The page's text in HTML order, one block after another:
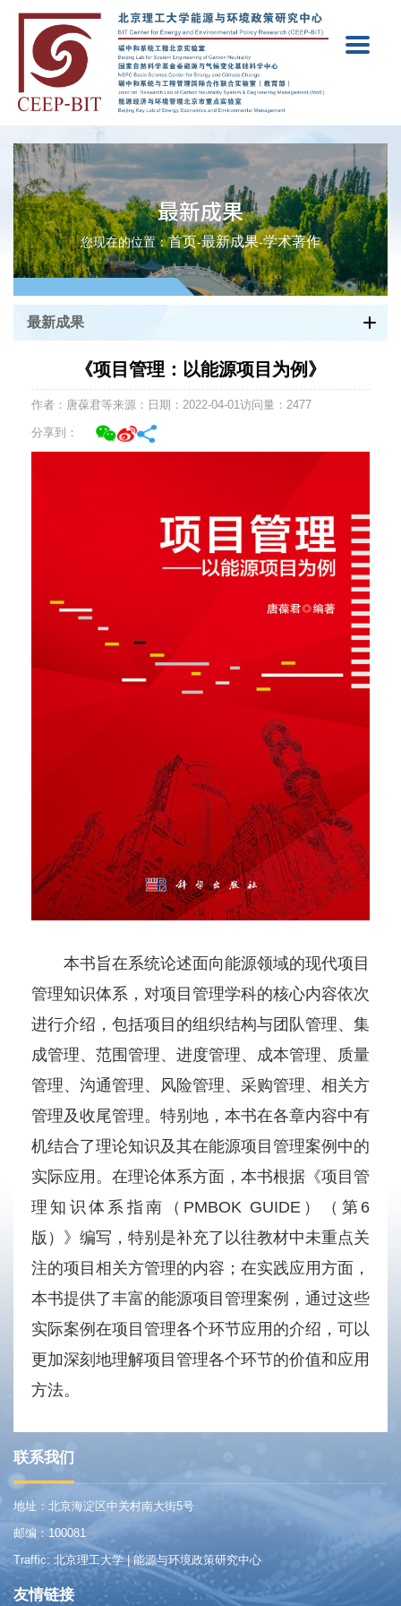
最新成果
您现在的位置：首页-最新成果-学术著作
最新成果
《项目管理：以能源项目为例》
作者：唐葆君等来源： 日期：2022-04-01访问量： 2477
分享到：
本书旨在系统论述面向能源领域的现代项目
管理知识体系，对项目管理学科的核心内容依次
进行介绍，包括项目的组织结构与团队管理、集
成管理、范围管理、进度管理、成本管理、质量
管理、沟通管理、风险管理、采购管理、相关方
管理及收尾管理。特别地，本书在各章内容中有
机结合了理论知识及其在能源项目管理案例中的
实际应用。在理论体系方面，本书根据《项目管
理知识体系指南（PMBOK GUIDE）（第6
版）》编写，特别是补充了以往教材中未重点关
注的项目相关方管理的内容；在实践应用方面，
本书提供了丰富的能源项目管理案例，通过这些
实际案例在项目管理各个环节应用的介绍，可以
更加深刻地理解项目管理各个环节的价值和应用
方法。
联系我们
地址：北京海淀区中关村南大街5号
邮编：100081
Traffic: 北京理工大学 | 能源与环境政策研究中心
友情链接